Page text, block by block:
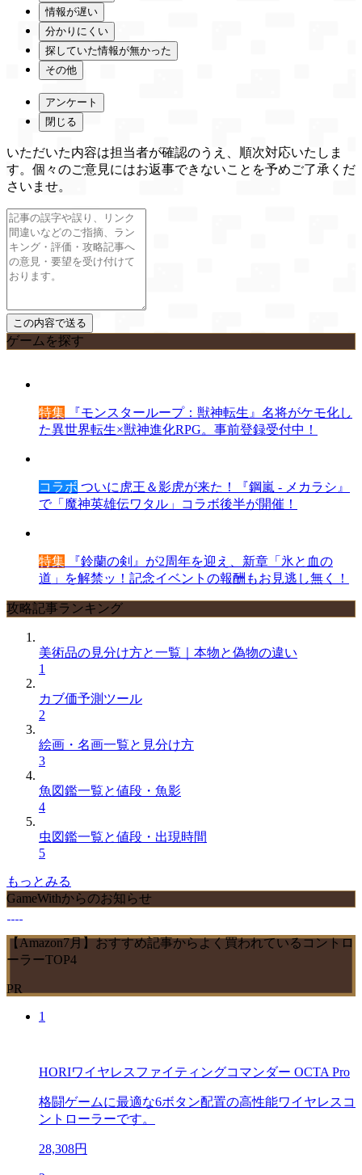
情報が遅い
分かりにくい
探していた情報が無かった
その他
アンケート
閉じる
いただいた内容は担当者が確認のうえ、順次対応いたしま
す。個々のご意見にはお返事できないことを予めご了承くだ
さいませ。
ゲームを探す
特集 『モンスターループ：獣神転生』名将がケモ化し
た異世界転生×獣神進化RPG。事前登録受付中！
コラボ ついに虎王＆影虎が来た！『鋼嵐 - メカラシ』
で「魔神英雄伝ワタル」コラボ後半が開催！
特集 『鈴蘭の剣』が2周年を迎え、新章「氷と血の
道」を解禁ッ！記念イベントの報酬もお見逃し無く！
攻略記事ランキング
美術品の見分け方と一覧｜本物と偽物の違い
1
カブ価予測ツール
2
絵画・名画一覧と見分け方
3
魚図鑑一覧と値段・魚影
4
虫図鑑一覧と値段・出現時間
5
もっとみる
GameWithからのお知らせ
【Amazon7月】おすすめ記事からよく買われているコントロ
ーラーTOP4
PR
1
HORIワイヤレスファイティングコマンダー OCTA Pro
格闘ゲームに最適な6ボタン配置の高性能ワイヤレスコ
ントローラーです。
28,308円